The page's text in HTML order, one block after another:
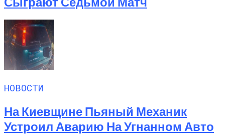
НОВОСТИ
На Киевщине Пьяный Механик
Устроил Аварию На Угнанном Авто